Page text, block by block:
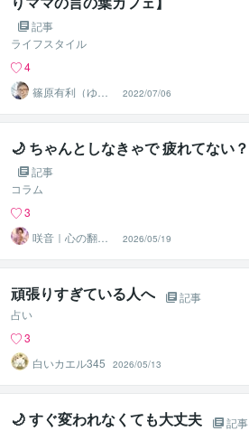
記事
ライフスタイル
4
篠原有利（ゆー
りママ）
2022/07/06
🌙 ちゃんとしなきゃで 疲れてない？
記事
コラム
3
咲音｜心の翻訳
家
2026/05/19
頑張りすぎている人へ
記事
占い
3
白いカエル345
2026/05/13
🌙 すぐ変われなくても大丈夫
記事